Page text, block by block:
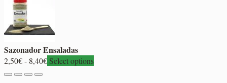
Sazonador Ensaladas
2,50€- 8,40€Rango
Select options